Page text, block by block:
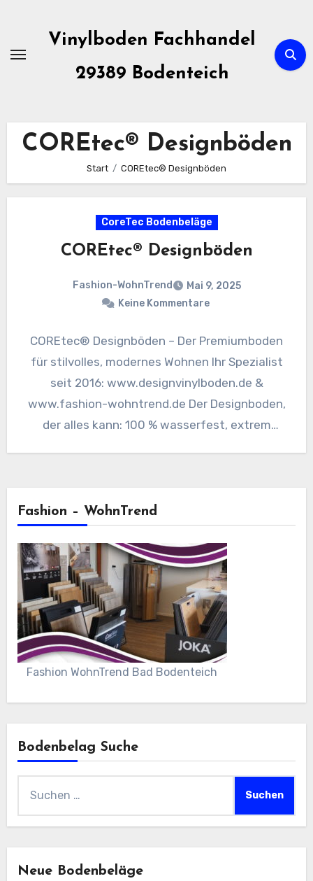
springen
Vinylboden Fachhandel
29389 Bodenteich
COREtec® Designböden
Start COREtec® Designböden
CoreTec Bodenbeläge
COREtec® Designböden
Fashion-WohnTrend
Mai 9, 2025
Keine Kommentare
COREtec® Designböden – Der Premiumboden
für stilvolles, modernes Wohnen Ihr Spezialist
seit 2016: www.designvinylboden.de &
www.fashion-wohntrend.de Der Designboden,
der alles kann: 100 % wasserfest, extrem
Fashion – WohnTrend
Fashion WohnTrend Bad Bodenteich
Bodenbelag Suche
nach:
Neue Bodenbeläge